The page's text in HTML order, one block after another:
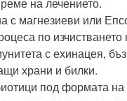
с магнезиеви или
по изчистването
с ехинацея,
храни и билки.
под формата на